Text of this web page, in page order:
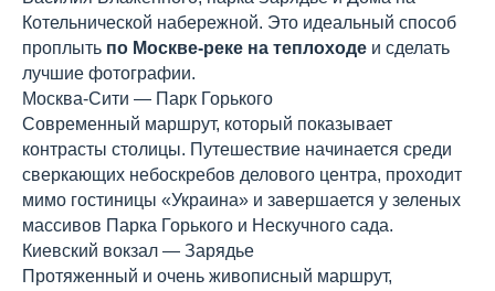
Котельнической набережной. Это идеальный способ
проплыть по Москве-реке на теплоходе и сделать
лучшие фотографии.
Москва-Сити — Парк Горького
Современный маршрут, который показывает
контрасты столицы. Путешествие начинается среди
сверкающих небоскребов делового центра, проходит
мимо гостиницы «Украина» и завершается у зеленых
массивов Парка Горького и Нескучного сада.
Киевский вокзал — Зарядье
Протяженный и очень живописный маршрут,